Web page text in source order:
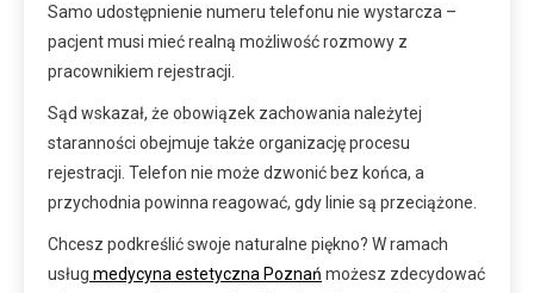
Samo udostępnienie numeru telefonu nie wystarcza –
pacjent musi mieć realną możliwość rozmowy z
pracownikiem rejestracji.
Sąd wskazał, że obowiązek zachowania należytej
staranności obejmuje także organizację procesu
rejestracji. Telefon nie może dzwonić bez końca, a
przychodnia powinna reagować, gdy linie są przeciążone.
Chcesz podkreślić swoje naturalne piękno? W ramach
usług medycyna estetyczna Poznań możesz zdecydować